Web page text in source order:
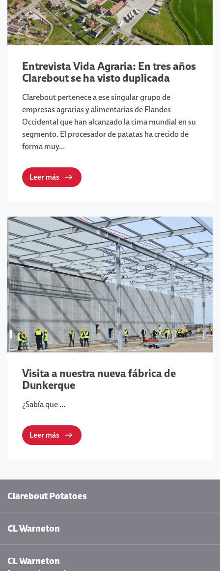
Entrevista Vida Agraria: En tres años
Clarebout se ha visto duplicada
Clarebout pertenece a ese singular grupo de
empresas agrarias y alimentarias de Flandes
Occidental que han alcanzado la cima mundial en su
segmento. El procesador de patatas ha crecido de
forma muy...
Leer más
Visita a nuestra nueva fábrica de
Dunkerque
¿Sabía que ...
Leer más
Clarebout Potatoes
CL Warneton
CL Warneton